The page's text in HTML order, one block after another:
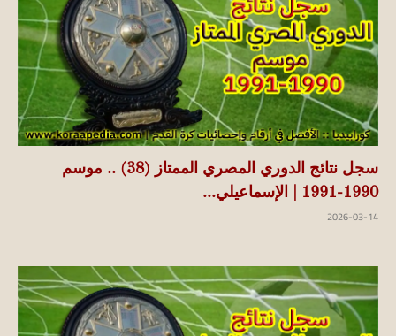
سجل نتائج الدوري المصري الممتاز (38) .. موسم
1990-1991 | الإسماعيلي...
2026-03-14